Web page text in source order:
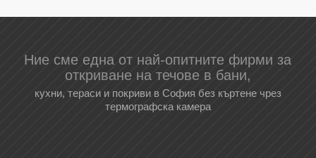
Ние сме една от най-опитните фирми за
откриване на течове в бани,
кухни, тераси и покриви в София без къртене чрез
термографска камера